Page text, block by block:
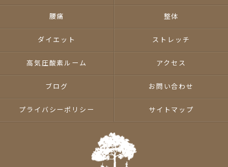
腰痛 整体
ダイエット ストレッチ
高気圧酸素ルーム アクセス
ブログ お問い合わせ
プライバシーポリシー サイトマップ